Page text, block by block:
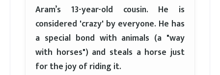
Aram’s 13-year-old cousin. He is
considered 'crazy' by everyone. He has
a special bond with animals (a "way
with horses") and steals a horse just
for the joy of riding it.